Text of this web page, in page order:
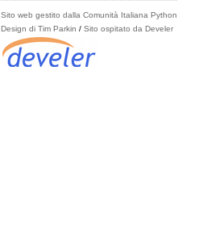
Sito web gestito dalla Comunità Italiana Python
Design di Tim Parkin /Sito ospitato da Develer